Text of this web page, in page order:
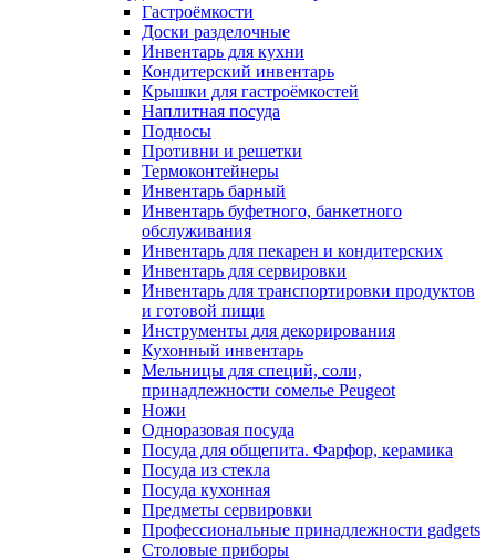
Гастроёмкости
Доски разделочные
Инвентарь для кухни
Кондитерский инвентарь
Крышки для гастроёмкостей
Наплитная посуда
Подносы
Противни и решетки
Термоконтейнеры
Инвентарь барный
Инвентарь буфетного, банкетного
обслуживания
Инвентарь для пекарен и кондитерских
Инвентарь для сервировки
Инвентарь для транспортировки продуктов
и готовой пищи
Инструменты для декорирования
Кухонный инвентарь
Мельницы для специй, соли,
принадлежности сомелье Peugeot
Ножи
Одноразовая посуда
Посуда для общепита. Фарфор, керамика
Посуда из стекла
Посуда кухонная
Предметы сервировки
Профессиональные принадлежности gadgets
Столовые приборы